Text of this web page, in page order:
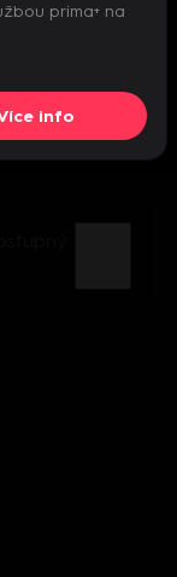
prima+ na
info